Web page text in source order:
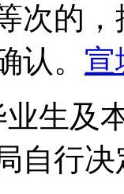
次的
认。 宣
生及
自行决